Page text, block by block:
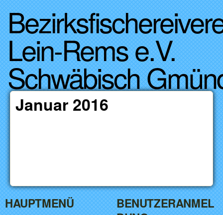
Direkt zum Inhalt
Lein-Rems e.V.
Schwäbisch
Januar 2016
HAUPTMENÜ
BENUTZERANMEL